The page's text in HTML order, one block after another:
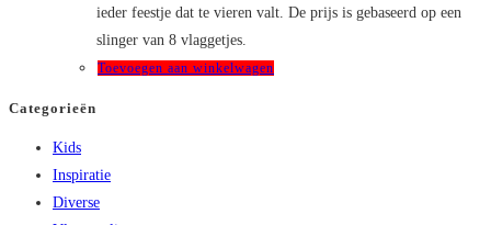
ieder feestje dat te vieren valt. De prijs is gebaseerd op een
slinger van 8 vlaggetjes.
Toevoegen aan winkelwagen
Categorieën
Kids
Inspiratie
Diverse